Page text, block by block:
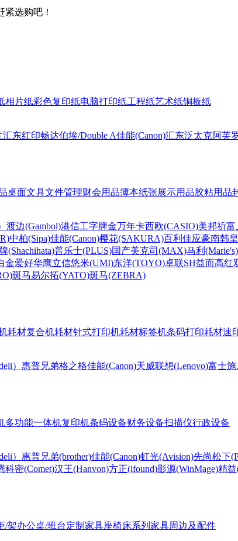
紧选购吧！
相片纸彩色复印纸电脑打印纸工程纸艺术纸铜板纸
汇东红印畅达伯埃/Double A佳能(Canon)汇东泛太克阿芙
桌面文具文件管理财会用品簿本纸张展示用品胶粘用品
渡边(Gambol)港信工字牌金万年卡西欧(CASIO)美邦祈富
中柏(Sipa)佳能(Canon)樱花(SAKURA)百利佳应豪南韩
(Shachihata)普乐士(PLUS)国产美克司(MAX)马利(Marie's)
金爱好华鹰立信悠米(UMI)东洋(TOYO)卓联SH益而高红
斑马易尔拓(YATO)斑马(ZEBRA)
耗材复合机耗材针式打印机耗材标签机条码打印耗材速
） 惠普兄弟格之格佳能(Canon)天威联想(Lenovo)富士施
多功能一体机复印机条码设备财务设备扫描仪行政设备
） 惠普兄弟(brother)佳能(Canon)虹光(Avision)先尚松下
科密(Comet)汉王(Hanvon)方正(ifound)影源(WinMage)精益
/架办公桌/班台定制家具座椅床系列 家具周边及配件